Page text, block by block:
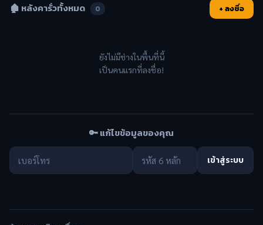
🏚️ หลังคารั่วทั้งหมด 0 + ลงชื่อ
ยังไม่มีช่างในพื้นที่นี้
เป็นคนแรกที่ลงชื่อ!
🔑 แก้ไขข้อมูลของคุณ
เข้าสู่ระบบ